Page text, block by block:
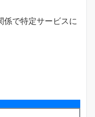
係で特定サービスに